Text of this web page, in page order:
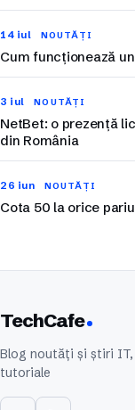
14 iul NOUTĂȚI
Cum funcționează
3 iul NOUTĂȚI
NetBet: o prezență
din România
26 iun NOUTĂȚI
Cota 50 la orice
TechCafe
Blog noutăți și știri
tutoriale